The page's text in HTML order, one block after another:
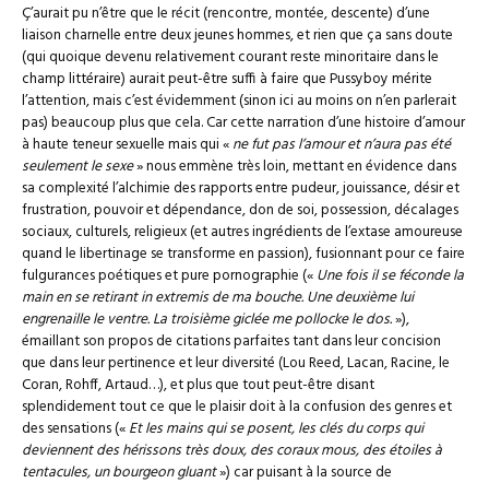
Ç’aurait pu n’être que le récit (rencontre, montée, descente) d’une
liaison charnelle entre deux jeunes hommes, et rien que ça sans doute
(qui quoique devenu relativement courant reste minoritaire dans le
champ littéraire) aurait peut-être suffi à faire que Pussyboy mérite
l’attention, mais c’est évidemment (sinon ici au moins on n’en parlerait
pas) beaucoup plus que cela. Car cette narration d’une histoire d’amour
à haute teneur sexuelle mais qui «ne fut pas l’amour et n’aura pas été
seulement le sexe» nous emmène très loin, mettant en évidence dans
sa complexité l’alchimie des rapports entre pudeur, jouissance, désir et
frustration, pouvoir et dépendance, don de soi, possession, décalages
sociaux, culturels, religieux (et autres ingrédients de l’extase amoureuse
quand le libertinage se transforme en passion), fusionnant pour ce faire
fulgurances poétiques et pure pornographie («Une fois il se féconde la
main en se retirant in extremis de ma bouche. Une deuxième lui
engrenaille le ventre. La troisième giclée me pollocke le dos.»),
émaillant son propos de citations parfaites tant dans leur concision
que dans leur pertinence et leur diversité (Lou Reed, Lacan, Racine, le
Coran, Rohff, Artaud…), et plus que tout peut-être disant
splendidement tout ce que le plaisir doit à la confusion des genres et
des sensations («Et les mains qui se posent, les clés du corps qui
deviennent des hérissons très doux, des coraux mous, des étoiles à
tentacules, un bourgeon gluant») car puisant à la source de